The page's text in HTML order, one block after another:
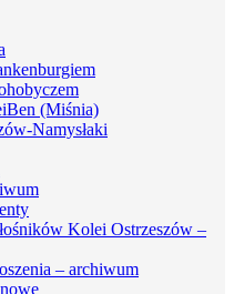
(Miśnia)
Namysłaki
Kolei Ostrzeszów –
– archiwum